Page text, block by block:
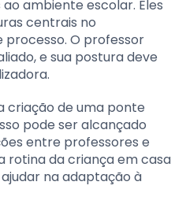
ambiente escolar. Eles
centrais no
O professor
e sua postura deve
criação de uma ponte
pode ser alcançado
entre professores e
rotina da criança em casa
na adaptação à